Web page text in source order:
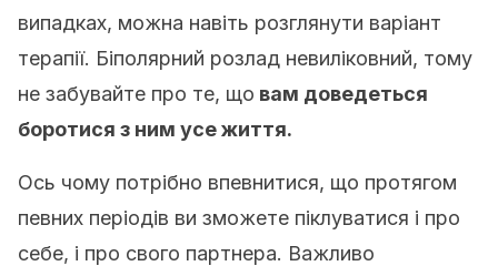
випадках, можна навіть розглянути варіант
терапії. Біполярний розлад невиліковний, тому
не забувайте про те, що вам доведеться
боротися з ним усе життя.
Ось чому потрібно впевнитися, що протягом
певних періодів ви зможете піклуватися і про
себе, і про свого партнера. Важливо